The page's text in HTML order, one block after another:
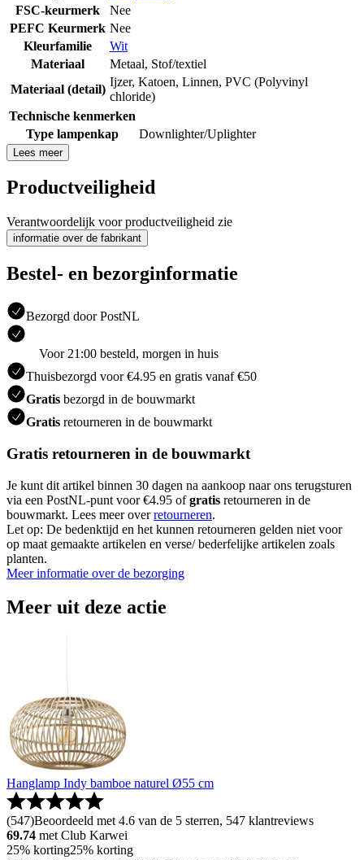
FSC-keurmerk
Nee
PEFC Keurmerk Nee
Kleurfamilie
Wit
Materiaal
Metaal, Stof/textiel
Materiaal (detail)
Ijzer, Katoen, Linnen, PVC (Polyvinyl
chloride)
Technische kenmerken
Type lampenkap
Downlighter/Uplighter
Lees meer
Productveiligheid
Verantwoordelijk voor productveiligheid zie
informatie over de fabrikant
Bestel- en bezorginformatie
Bezorgd door PostNL
Voor 21:00 besteld, morgen in huis
Thuisbezorgd voor €4.95 en gratis vanaf €50
Gratis bezorgd in de bouwmarkt
Gratis retourneren in de bouwmarkt
Gratis retourneren in de bouwmarkt
Je kunt dit artikel binnen 30 dagen na aankoop naar ons terugsturen
via een PostNL-punt voor €4.95 ofgratis retourneren in de
bouwmarkt. Lees meer overretourneren.
Let op: De bedenktijd en het kunnen retourneren gelden niet voor
op maat gemaakte artikelen en verse/ bederfelijke artikelen zoals
planten.
Meer informatie over de bezorging
Meer uit deze actie
Hanglamp Indy bamboe naturel Ø55 cm
(547)Beoordeeld met 4.6 van de 5 sterren, 547 klantreviews
69.74 met Club Karwei
25% korting25% korting